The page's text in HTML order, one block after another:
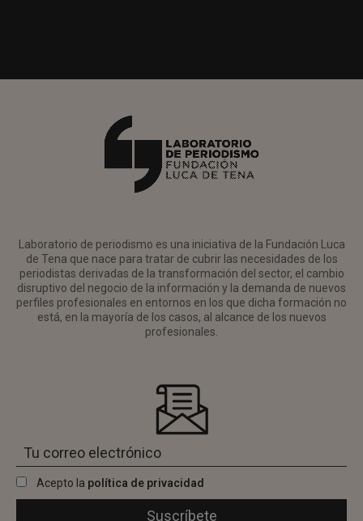
Laboratorio de periodismo es una iniciativa de la Fundación Luca
de Tena que nace para tratar de cubrir las necesidades de los
periodistas derivadas de la transformación del sector, el cambio
disruptivo del negocio de la información y la demanda de nuevos
perfiles profesionales en entornos en los que dicha formación no
está, en la mayoría de los casos, al alcance de los nuevos
profesionales.
Acepto la política de privacidad